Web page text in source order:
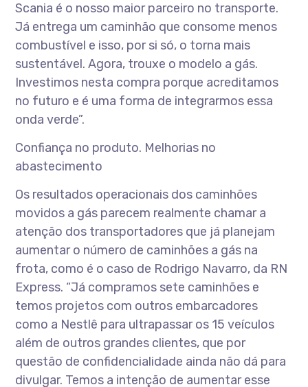
Scania é o nosso maior parceiro no transporte.
Já entrega um caminhão que consome menos
combustível e isso, por si só, o torna mais
sustentável. Agora, trouxe o modelo a gás.
Investimos nesta compra porque acreditamos
no futuro e é uma forma de integrarmos essa
onda verde”.
Confiança no produto. Melhorias no
abastecimento
Os resultados operacionais dos caminhões
movidos a gás parecem realmente chamar a
atenção dos transportadores que já planejam
aumentar o número de caminhões a gás na
frota, como é o caso de Rodrigo Navarro, da RN
Express. “Já compramos sete caminhões e
temos projetos com outros embarcadores
como a Nestlê para ultrapassar os 15 veículos
além de outros grandes clientes, que por
questão de confidencialidade ainda não dá para
divulgar. Temos a intenção de aumentar esse